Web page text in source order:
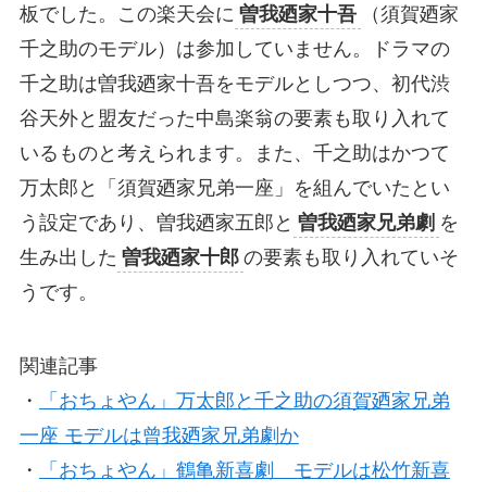
板でした。この楽天会に 曽我廼家十吾
（須賀廼家
千之助のモデル）は参加していません。ドラマの
千之助は曽我廼家十吾をモデルとしつつ、初代渋
谷天外と盟友だった中島楽翁の要素も取り入れて
いるものと考えられます。また、千之助はかつて
万太郎と「須賀廼家兄弟一座」を組んでいたとい
う設定であり、曽我廼家五郎と 曽我廼家兄弟劇 を
生み出した 曽我廼家十郎 の要素も取り入れていそ
うです。
関連記事
・
「おちょやん」万太郎と千之助の須賀廼家兄弟
一座 モデルは曾我廼家兄弟劇か
・
「おちょやん」鶴亀新喜劇 モデルは松竹新喜